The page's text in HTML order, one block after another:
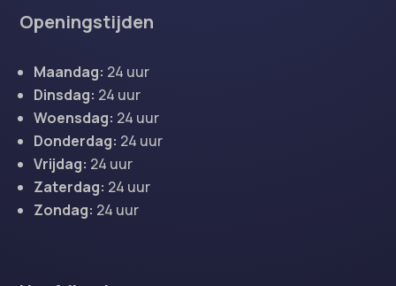
Openingstijden
Maandag: 24 uur
Dinsdag: 24 uur
Woensdag: 24 uur
Donderdag: 24 uur
Vrijdag: 24 uur
Zaterdag: 24 uur
Zondag: 24 uur